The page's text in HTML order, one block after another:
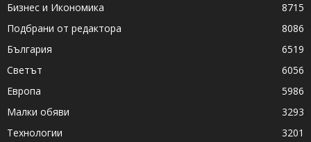
Бизнес и Икономика
8715
Подбрани от редактора
8086
България
6519
Светът
6056
Европа
5986
Малки обяви
3293
Технологии
3201